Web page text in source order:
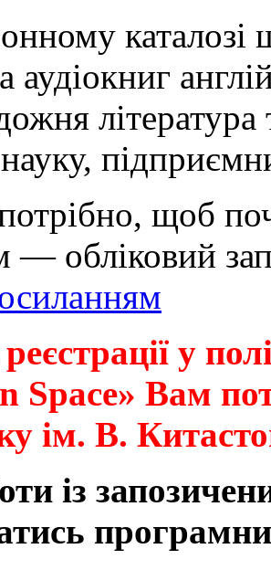
каталозі
аудіокниг
щоб
— обліковий
у
Space» Вам
ім. В.
із